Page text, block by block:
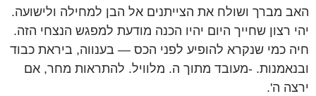
האב מברך ושולח את הצייתנים אל הבן למחילה ולישועה.
יהי רצון שחייך היום יהיו הכנה מודעת למפגש הנצחי הזה.
חיה כמי שנקרא להופיע לפני הכס — בענווה, ביראת כבוד
ובנאמנות. -מעובד מתוך ה. מלוויל. להתראות מחר, אם
ירצה ה'.